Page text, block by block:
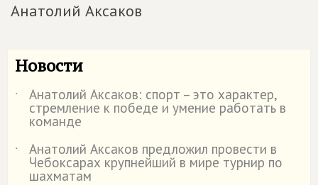
Анатолий Аксаков
Новости
˙ Анатолий Аксаков: спорт – это характер,
стремление к победе и умение работать в
команде
˙
Анатолий Аксаков предложил провести в
Чебоксарах крупнейший в мире турнир по
шахматам